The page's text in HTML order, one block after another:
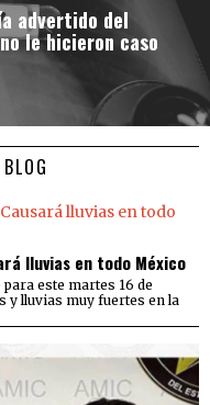
advertido del
le hicieron caso
lluvias en todo México
este martes 16 de
y lluvias muy fuertes en la